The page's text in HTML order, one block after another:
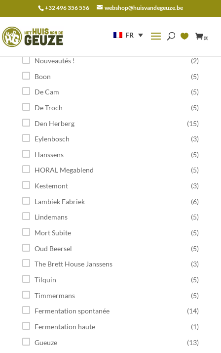
+32 496 356 556 webshop@huisvandegeuze.be
FR (0)
pour :
Catégorie
Nouveautés !
(2)
Boon
(5)
De Cam
(5)
De Troch
(5)
Den Herberg
(15)
Eylenbosch
(3)
Hanssens
(5)
HORAL Megablend
(5)
Kestemont
(3)
Lambiek Fabriek
(6)
Lindemans
(5)
Mort Subite
(5)
Oud Beersel
(5)
The Brett House Janssens
(3)
Tilquin
(5)
Timmermans
(5)
Fermentation spontanée
(14)
Fermentation haute
(1)
Gueuze
(13)